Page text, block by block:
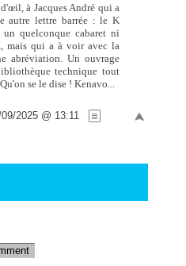
à Jacques André qui a
autre lettre barrée : le K
quelconque cabaret ni
mais qui a à voir avec la
abréviation. Un ouvrage
technique tout
se le dise ! Kenavo...
09/2025 @ 13:11